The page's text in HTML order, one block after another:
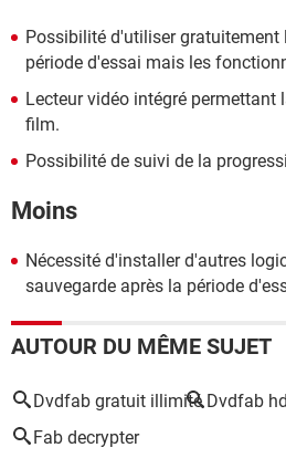
Possibilité d'utiliser gratuitement
période d'essai mais les
Lecteur vidéo intégré permettant
film.
Possibilité de suivi de la
Moins
Nécessité d'installer d'autres
sauvegarde après la période
AUTOUR DU MÊME SUJET
Dvdfab gratuit illimité Dvdfab
Fab decrypter